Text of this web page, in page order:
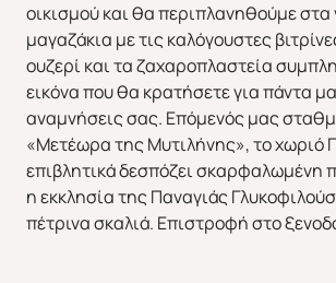
Χριστούγεννα & Πρωτοχρονιά
οικισμού και θα περιπλανηθούμε
μαγαζάκια με τις καλόγουστες
ουζερί και τα ζαχαροπλαστεία
εικόνα που θα κρατήσετε για πάντα
αναμνήσεις σας. Επόμενός μας
«Μετέωρα της Μυτιλήνης», το χωριό
επιβλητικά δεσπόζει σκαρφαλωμένη
η εκκλησία της Παναγιάς
πέτρινα σκαλιά. Επιστροφή στο